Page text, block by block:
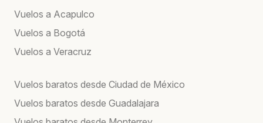
Vuelos a Acapulco
Vuelos a Bogotá
Vuelos a Veracruz
Vuelos baratos desde Ciudad de México
Vuelos baratos desde Guadalajara